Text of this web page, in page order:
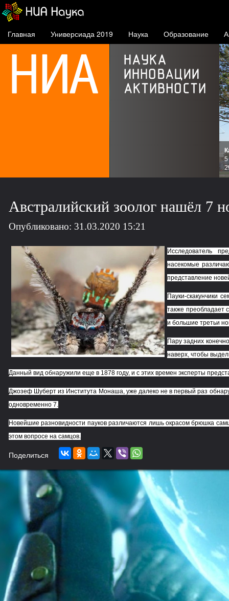
Главная Универсиада 2019 Наука Образование
5
Австралийский зоолог нашёл 7
Опубликовано: 31.03.2020 15:21
Исследователь
насекомые
представление
Пауки-скакунчики
также преобладает
и большие третьи
Пару задних
наверх, чтобы
Данный вид обнаружили еще в 1878 году, и с этих времен эксперты
Джозеф Шуберт из Института Монаша, уже далеко не в первый раз
одновременно 7.
Новейшие разновидности пауков различаются лишь окрасом брюшка
этом вопросе на самцов.
Поделиться